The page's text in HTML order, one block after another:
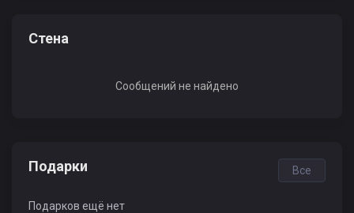
Стена
Сообщений не найдено
Подарки Все
Подарков ещё нет